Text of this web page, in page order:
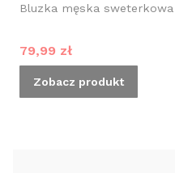
Bluzka męska
Cena promocyjna
79,99 zł
Zobacz produkt